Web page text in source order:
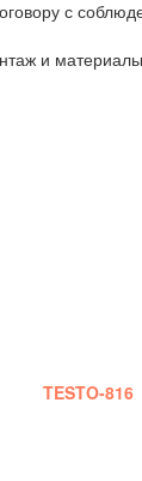
с
и материалы
TESTO-816